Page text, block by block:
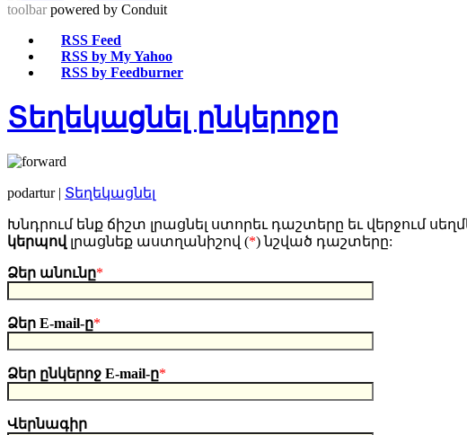
toolbar powered by Conduit
RSS Feed
RSS by My Yahoo
RSS by Feedburner
Տեղեկացնել ընկերոջը
podartur | Տեղեկացնել
Խնդրում ենք ճիշտ լրացնել ստորեւ դաշտերը եւ վերջում
կերպով լրացնեք աստղանիշով (*) նշված դաշտերը:
Ձեր անունը*
Ձեր E-mail-ը*
Ձեր ընկերոջ E-mail-ը*
Վերնագիր